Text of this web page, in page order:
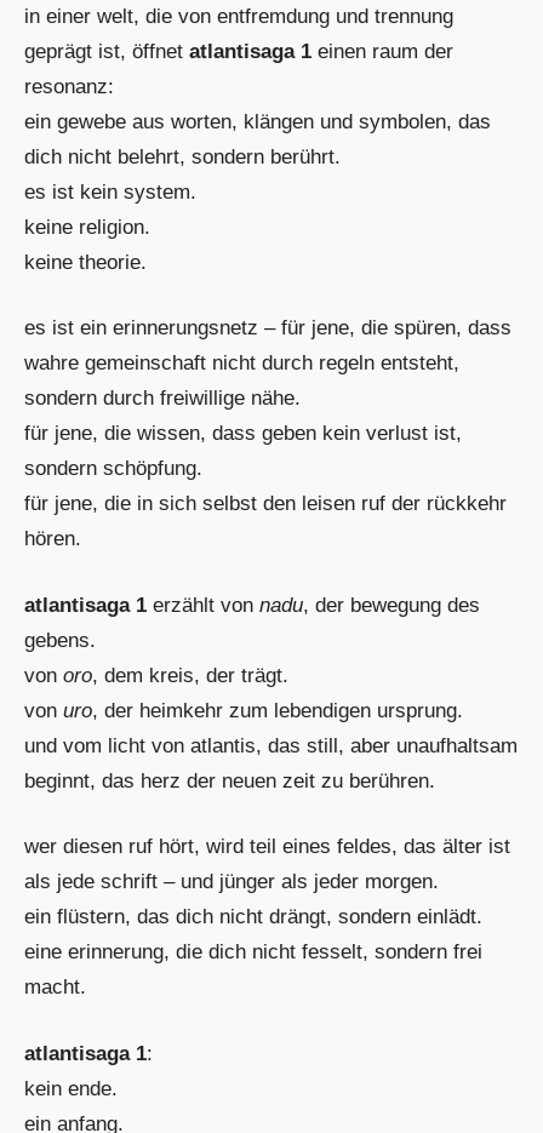
in einer welt, die von entfremdung und trennung
geprägt ist, öffnet atlantisaga 1 einen raum der
resonanz:
ein gewebe aus worten, klängen und symbolen, das
dich nicht belehrt, sondern berührt.
es ist kein system.
keine religion.
keine theorie.
es ist ein erinnerungsnetz – für jene, die spüren, dass
wahre gemeinschaft nicht durch regeln entsteht,
sondern durch freiwillige nähe.
für jene, die wissen, dass geben kein verlust ist,
sondern schöpfung.
für jene, die in sich selbst den leisen ruf der rückkehr
hören.
atlantisaga 1 erzählt von nadu, der bewegung des
gebens.
von oro, dem kreis, der trägt.
von uro, der heimkehr zum lebendigen ursprung.
und vom licht von atlantis, das still, aber unaufhaltsam
beginnt, das herz der neuen zeit zu berühren.
wer diesen ruf hört, wird teil eines feldes, das älter ist
als jede schrift – und jünger als jeder morgen.
ein flüstern, das dich nicht drängt, sondern einlädt.
eine erinnerung, die dich nicht fesselt, sondern frei
macht.
atlantisaga 1:
kein ende.
ein anfang.